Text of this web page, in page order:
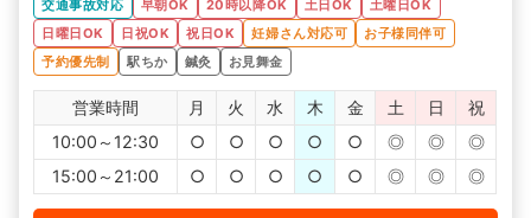
交通事故対応 早朝OK 20時以降OK 土日OK
土曜日OK
日曜日OK
日祝OK 祝日OK 妊婦さん対応可
お子様同伴可
予約優先制
駅ちか 鍼灸 お見舞金
営業時間 月 火 水 木 金 土 日
祝
10:00～12:30
○ ○ ○ ○ ○ ◎ ◎
◎
15:00～21:00
○ ○ ○ ○ ○ ◎ ◎ ◎